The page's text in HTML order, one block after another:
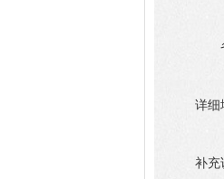
详细
补充